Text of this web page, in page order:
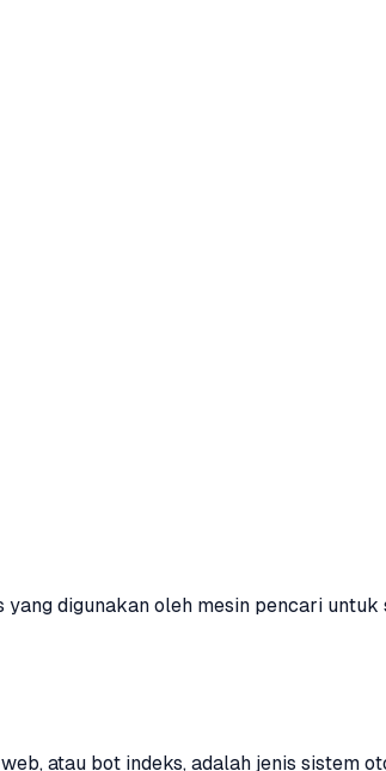
digunakan oleh mesin pencari
atau bot indeks, adalah jenis sistem